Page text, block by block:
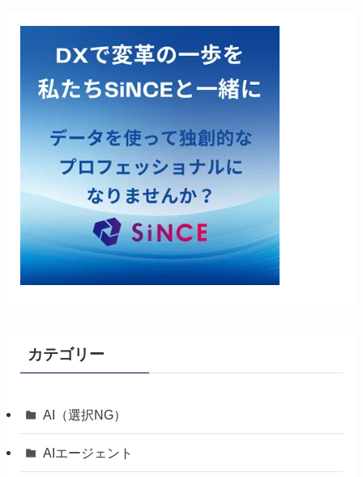
カテゴリー
AI（選択NG）
AIエージェント